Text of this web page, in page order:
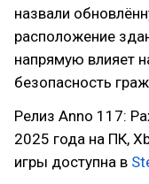
назвали
расположение
напрямую влияет
безопасность
Релиз Anno 117:
2025 года на ПК,
игры доступна в